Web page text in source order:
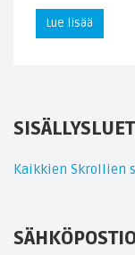
Lue lisää
Kaikkien Skrollien